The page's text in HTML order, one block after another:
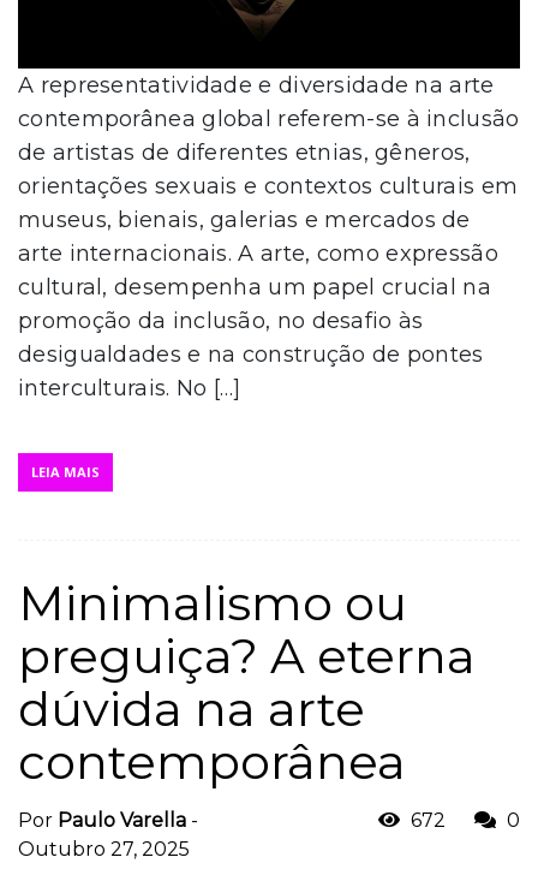
A representatividade e diversidade na arte
contemporânea global referem-se à inclusão
de artistas de diferentes etnias, gêneros,
orientações sexuais e contextos culturais em
museus, bienais, galerias e mercados de
arte internacionais. A arte, como expressão
cultural, desempenha um papel crucial na
promoção da inclusão, no desafio às
desigualdades e na construção de pontes
interculturais. No […]
LEIA MAIS
Minimalismo ou
preguiça? A eterna
dúvida na arte
contemporânea
Por Paulo Varella -
Outubro 27, 2025
672 0